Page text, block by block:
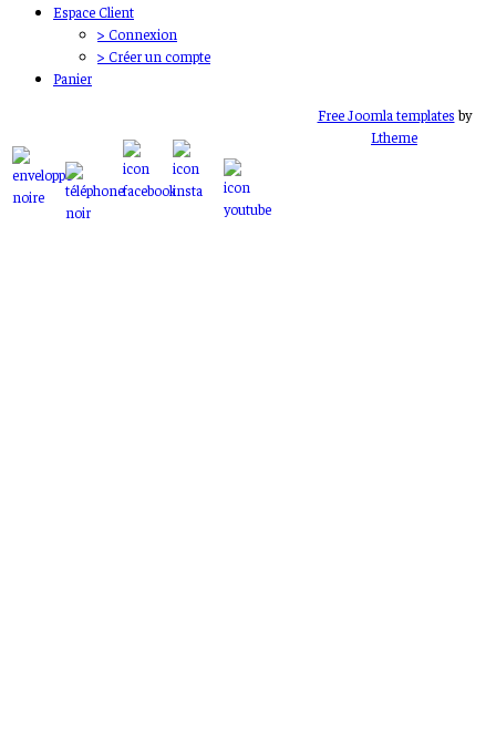
Espace Client
> Connexion
> Créer un compte
Panier
Free Joomla templates by
Ltheme